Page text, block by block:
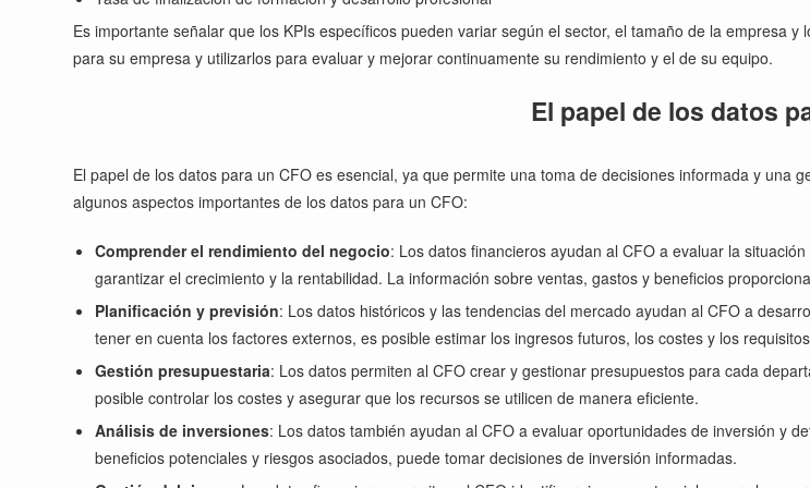
Es importante señalar que los KPIs específicos pueden variar según el sector, el tamaño de la empresa
para su empresa y utilizarlos para evaluar y mejorar continuamente su rendimiento y el de su equipo.
El papel de los datos
El papel de los datos para un CFO es esencial, ya que permite una toma de decisiones informada y una
algunos aspectos importantes de los datos para un CFO:
Comprender el rendimiento del negocio: Los datos financieros ayudan al CFO a evaluar la
garantizar el crecimiento y la rentabilidad. La información sobre ventas, gastos y beneficios
Planificación y previsión: Los datos históricos y las tendencias del mercado ayudan al CFO a
tener en cuenta los factores externos, es posible estimar los ingresos futuros, los costes y los
Gestión presupuestaria: Los datos permiten al CFO crear y gestionar presupuestos para cada
posible controlar los costes y asegurar que los recursos se utilicen de manera eficiente.
Análisis de inversiones: Los datos también ayudan al CFO a evaluar oportunidades de inversión y
beneficios potenciales y riesgos asociados, puede tomar decisiones de inversión informadas.